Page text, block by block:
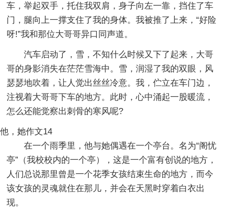
车，举起双手，托住我双肩，身子向左一靠，挡住了车
门，腿向上一撑支住了我的身体。我被推了上来，“好险
呀!”我和那位大哥哥异口同声道。
汽车启动了，雪，不知什么时候又下了起来，大哥
哥的身影消失在茫茫雪海中。雪，润湿了我的双眼，风
瑟瑟地吹着，让人觉出丝丝冷意。我，伫立在车门边，
注视着大哥哥下车的地方。此时，心中涌起一股暖流，
怎么还能觉察出刺骨的寒风呢?
他，她作文14
在一个雨季里，他与她偶遇在一个亭台。名为“阁忧
亭”（我校校内的一个亭），这是一个富有创说的地方，
人们总说那里曾是一个花季女孩结束生命的地方，而今
该女孩的灵魂就住在那儿，并会在天黑时穿着白衣出
现。